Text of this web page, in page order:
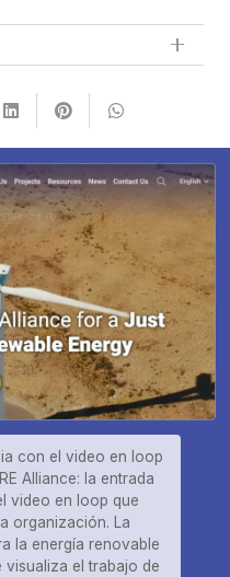
con el video en loop
Alliance: la entrada
video en loop que
organización. La
la energía renovable
visualiza el trabajo de